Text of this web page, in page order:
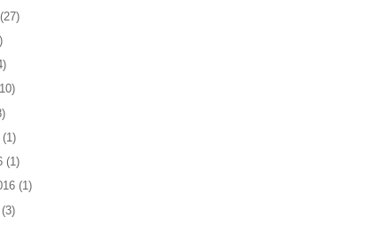
(27)
(1)
(1)
(1)
(3)